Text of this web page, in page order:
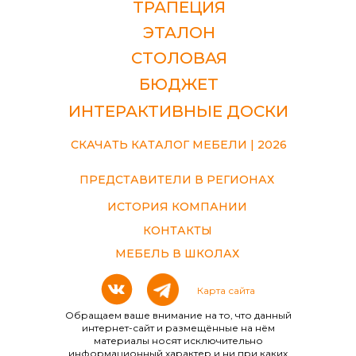
Обращаем ваше внимание на то, что данный
интернет-сайт и размещённые на нём
материалы носят исключительно
информационный характер и ни при каких
Карта сайта
ПРЕДСТАВИТЕЛИ В РЕГИОНАХ
СКАЧАТЬ КАТАЛОГ МЕБЕЛИ | 2026
ИСТОРИЯ КОМПАНИИ
КОНТАКТЫ
МЕБЕЛЬ В ШКОЛАХ
БЮДЖЕТ
ИНТЕРАКТИВНЫЕ ДОСКИ
ЭТАЛОН
ТРАПЕЦИЯ
СТОЛОВАЯ